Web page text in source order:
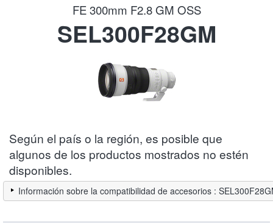
FE 300mm F2.8 GM OSS
SEL300F28GM
Según el país o la región, es posible que
algunos de los productos mostrados no estén
disponibles.
Información sobre la compatibilidad de accesorios :